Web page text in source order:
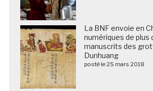
La BNF envoie en
numériques de plus
manuscrits des
Dunhuang
posté le 25 mars 2018